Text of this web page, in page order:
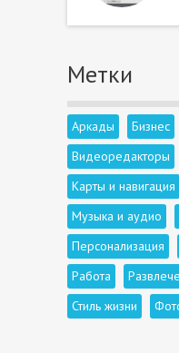
Метки
Аркады Бизнес
Видеоредакторы
Карты и навигация
Музыка и аудио
Персонализация
Работа
Стиль жизни